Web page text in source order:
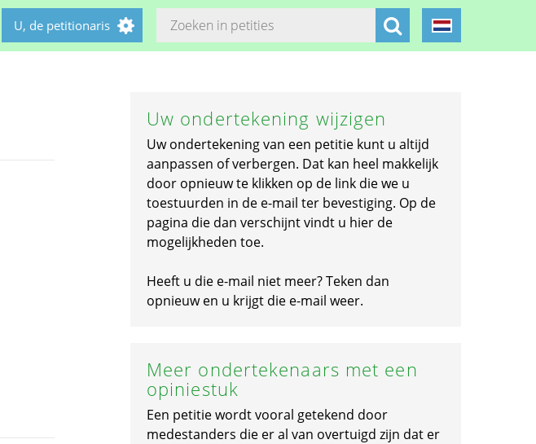
U, de petitionaris
Uw ondertekening wijzigen
Uw ondertekening van een petitie kunt u altijd
aanpassen of verbergen. Dat kan heel makkelijk
door opnieuw te klikken op de link die we u
toestuurden in de e-mail ter bevestiging. Op de
pagina die dan verschijnt vindt u hier de
mogelijkheden toe.
Heeft u die e-mail niet meer? Teken dan
opnieuw en u krijgt die e-mail weer.
Meer ondertekenaars met een
opiniestuk
Een petitie wordt vooral getekend door
medestanders die er al van overtuigd zijn dat er